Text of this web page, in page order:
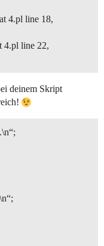
4.pl line 18,
4.pl line 22,
deinem Skript